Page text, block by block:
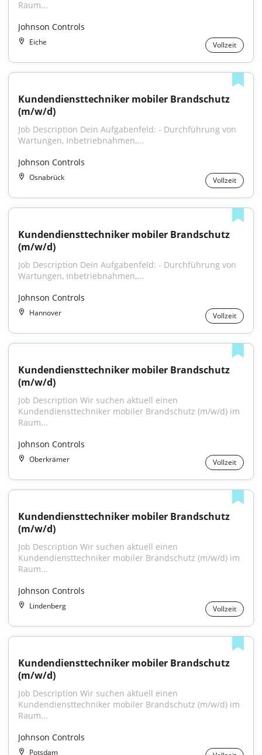
Raum...
Johnson Controls
Eiche Vollzeit
Kundendiensttechniker mobiler Brandschutz
(m/w/d)
Job Description Dein Aufgabenfeld: - Durchführung von
Wartungen, Inbetriebnahmen,...
Johnson Controls
Osnabrück Vollzeit
Kundendiensttechniker mobiler Brandschutz
(m/w/d)
Job Description Dein Aufgabenfeld: - Durchführung von
Wartungen, Inbetriebnahmen,...
Johnson Controls
Hannover Vollzeit
Kundendiensttechniker mobiler Brandschutz
(m/w/d)
Job Description Wir suchen aktuell einen
Kundendiensttechniker mobiler Brandschutz (m/w/d) im
Raum...
Johnson Controls
Oberkrämer Vollzeit
Kundendiensttechniker mobiler Brandschutz
(m/w/d)
Job Description Wir suchen aktuell einen
Kundendiensttechniker mobiler Brandschutz (m/w/d) im
Raum...
Johnson Controls
Lindenberg Vollzeit
Kundendiensttechniker mobiler Brandschutz
(m/w/d)
Job Description Wir suchen aktuell einen
Kundendiensttechniker mobiler Brandschutz (m/w/d) im
Raum...
Johnson Controls
Potsdam